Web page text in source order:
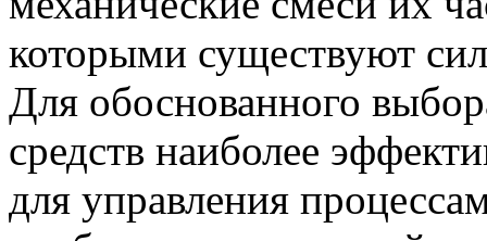
которыми существуют
Для обоснованного
средств наиболее
для управления